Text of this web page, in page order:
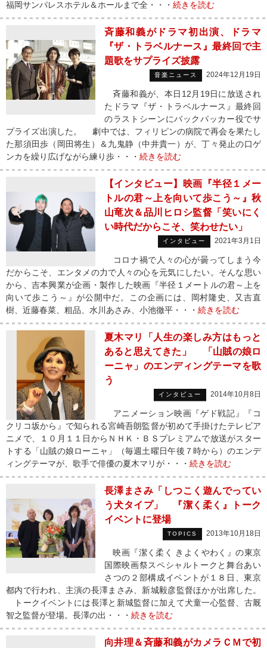
福岡サンパレスホテル＆ホールまで全・・・ 続きを読む
斉藤和義がドラマ初出演、ドラマ
『ザ・トラベルナース』最終回で主
題歌をサプライズ披露
音楽ニュース 2024年12月19日
斉藤和義が、本日12月19日に放送され
たドラマ『ザ・トラベルナース』最終回
のラストシーンにバックパッカー役でサ
プライズ出演した。 劇中では、フィリピンの病院で再会を果たし
た那須田歩（岡田将生）＆九鬼静（中井貴一）が、丁々発止の口ゲ
ンカを繰り広げながら練り歩・・・ 続きを読む
【インタビュー】映画『半径１メー
トルの君～上を向いて歩こう～』秋
山竜次＆品川ヒロシ監督「笑いにく
い時代だからこそ、笑わせたい」
インタビュー 2021年3月1日
コロナ禍で人々の心が曇ってしまう今
だからこそ、エンタメの力で人々の心を元気にしたい。そんな思い
から、吉本興業が企画・製作した映画『半径１メートルの君～上を
向いて歩こう～』が公開中だ。この企画には、岡村隆史、又吉直
樹、近藤春菜、粗品、水川あさみ、小池徹平・・・ 続きを読む
夏木マリ「人生の楽しみ方はもっと
あると思えてきた」 「山賊の娘ロ
ーニャ」のエンディングテーマを歌
う
インタビュー 2014年10月8日
アニメーション映画『ゲド戦記』『コ
クリコ坂から』で知られる宮崎吾朗監督が初めて手掛けたテレビア
ニメで、１０月１１日からＮＨＫ・ＢＳプレミアムで放送がスター
トする「山賊の娘ローニャ」（毎週土曜日午後７時から）のエンデ
ィングテーマが、歌手で俳優の夏木マリが・・・ 続きを読む
長澤まさみ「しつこく遊んでってい
う犬タイプ」 『潔く柔く』トーク
イベントに登場
TOPICS 2013年10月18日
映画『潔く柔く きよくやわく』の東京
国際映画祭スペシャルトークと舞台あい
さつの２部構成イベントが１８日、東京
都内で行われ、主演の長澤まさみ、新城毅彦監督ほかが出席した。
トークイベントには長澤と新城監督に加えて犬童一心監督、古厩
智之監督が登場。長澤の出・・・ 続きを読む
向井理＆斉藤和義がカメラＣＭで初